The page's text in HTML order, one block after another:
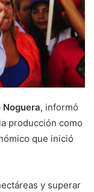
Noguera, informó
producción como
que inició
y superar